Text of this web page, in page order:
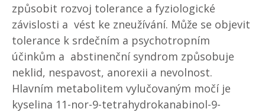
způsobit rozvoj tolerance a fyziologické
závislosti a vést ke zneužívání. Může se objevit
tolerance k srdečním a psychotropním
účinkům a abstinenční syndrom způsobuje
neklid, nespavost, anorexii a nevolnost.
Hlavním metabolitem vylučovaným močí je
kyselina 11-nor-9-tetrahydrokanabinol-9-